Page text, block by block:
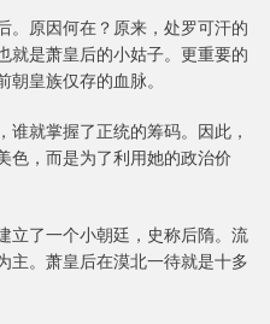
。原因何在？原来，处罗可汗的
就是萧皇后的小姑子。更重要的
皇族仅存的血脉。
就掌握了正统的筹码。因此，
色，而是为了利用她的政治价
立了一个小朝廷，史称后隋。流
主。萧皇后在漠北一待就是十多